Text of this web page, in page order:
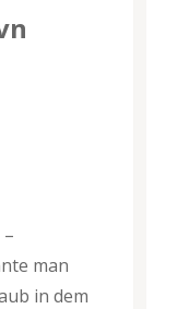
man
in dem